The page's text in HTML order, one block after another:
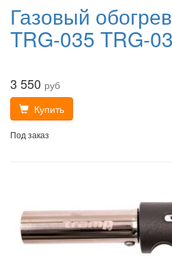
Газовый
TRG-035 TRG-
3 550 руб
Купить
Под заказ